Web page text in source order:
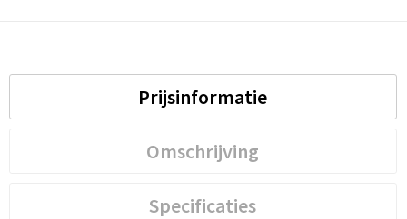
Prijsinformatie
Omschrijving
Specificaties